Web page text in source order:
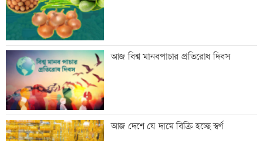
মেঘনার ভাঙনরোধে জিও ব্যাগ প্রকল্পে
অনিয়ম, এলাকাবাসীর মানববন্ধন
বাংলাদেশি পাঁচ হাজার কৃষি শ্রমিক নেবে
ওমান
আজ বিশ্ব মানবপাচার প্রতিরোধ দিবস
আজ দেশে যে দামে বিক্রি হচ্ছে স্বর্ণ